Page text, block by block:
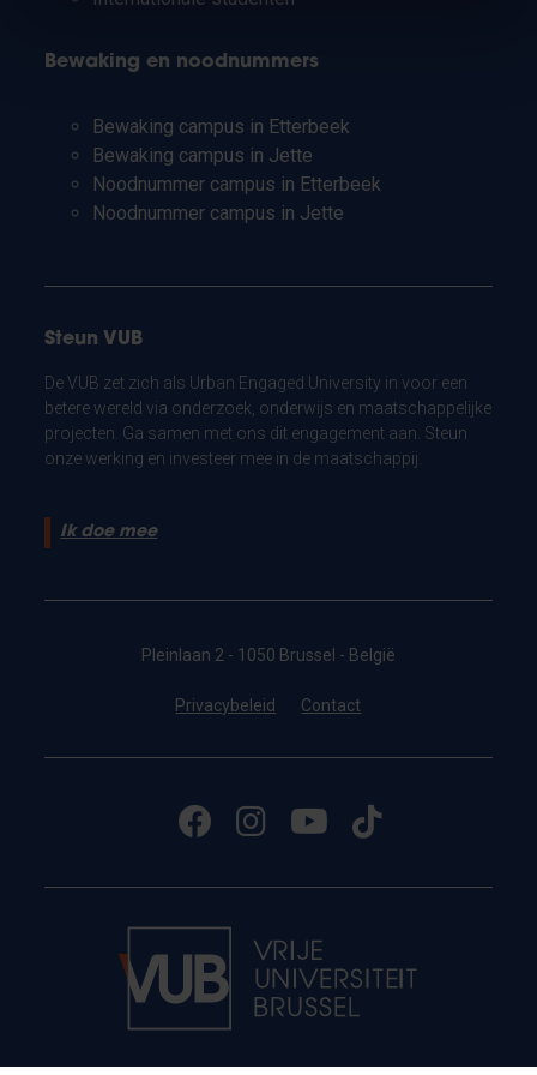
Bewaking en noodnummers
Bewaking campus in Etterbeek
Bewaking campus in Jette
Noodnummer campus in Etterbeek
Noodnummer campus in Jette
Steun VUB
De VUB zet zich als Urban Engaged University in voor een
betere wereld via onderzoek, onderwijs en maatschappelijke
projecten. Ga samen met ons dit engagement aan. Steun
onze werking en investeer mee in de maatschappij.
Ik doe mee
Pleinlaan 2 - 1050 Brussel - België
Privacybeleid Contact